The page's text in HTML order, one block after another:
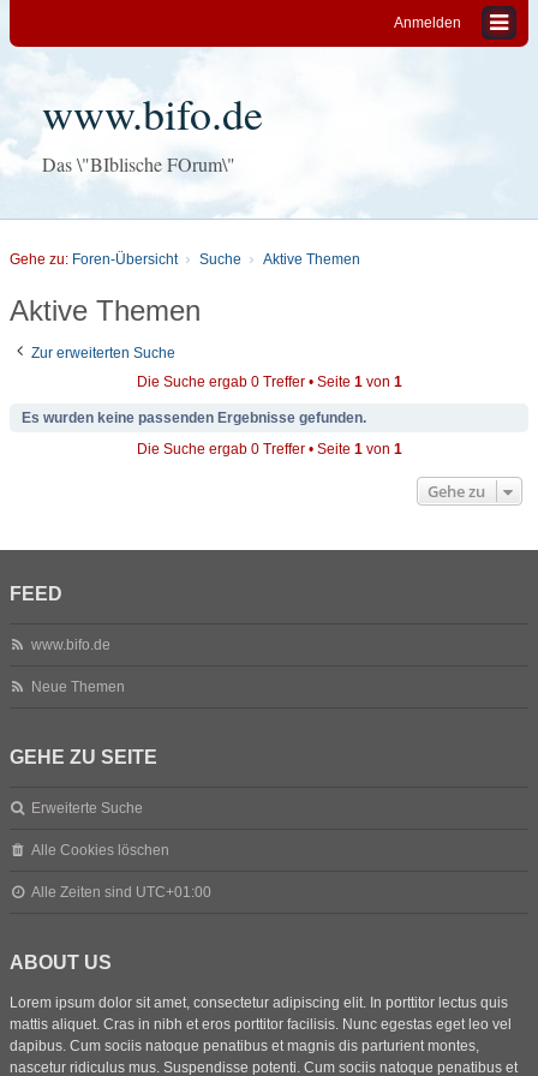
Anmelden
www.bifo.de
Das \"BIblische FOrum\"
Gehe zu: Foren-Übersicht Suche Aktive Themen
Aktive Themen
Zur erweiterten Suche
Die Suche ergab 0 Treffer • Seite 1von 1
Es wurden keine passenden Ergebnisse gefunden.
Die Suche ergab 0 Treffer • Seite 1von 1
Gehe zu
FEED
www.bifo.de
Neue Themen
GEHE ZU SEITE
Erweiterte Suche
Alle Cookies löschen
Alle Zeiten sind UTC+01:00
ABOUT US
Lorem ipsum dolor sit amet, consectetur adipiscing elit. In porttitor lectus quis
mattis aliquet. Cras in nibh et eros porttitor facilisis. Nunc egestas eget leo vel
dapibus. Cum sociis natoque penatibus et magnis dis parturient montes,
nascetur ridiculus mus. Suspendisse potenti. Cum sociis natoque penatibus et